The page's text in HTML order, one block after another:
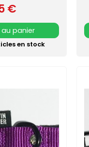
toute sécurité.
et résistante
pour plus de
laqué noir
les COLLIERS
€
panier
en stock